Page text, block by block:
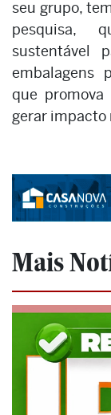
seu grupo,
pesquisa,
sustentável
embalagens
que promova
gerar impacto
Mais